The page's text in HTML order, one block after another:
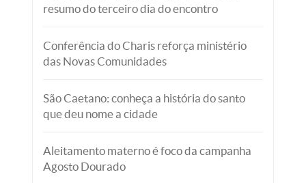
resumo do terceiro dia do encontro
Conferência do Charis reforça ministério
das Novas Comunidades
São Caetano: conheça a história do santo
que deu nome a cidade
Aleitamento materno é foco da campanha
Agosto Dourado